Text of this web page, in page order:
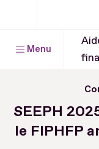
Menu
SEEPH
le FIPHFP